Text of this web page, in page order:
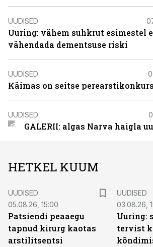
UUDISED
Uuring: vähem suhkrut esimestel
vähendada dementsuse riski
UUDISED
Käimas on seitse
UUDISED
GALERII: algas Narva haigla
HETKEL KUUM
UUDISED
05.08.26, 15:00
Patsiendi peaaegu
tapnud kirurg kaotas
arstilitsentsi
UUDISED
03.08.26,
Uuring:
tervist